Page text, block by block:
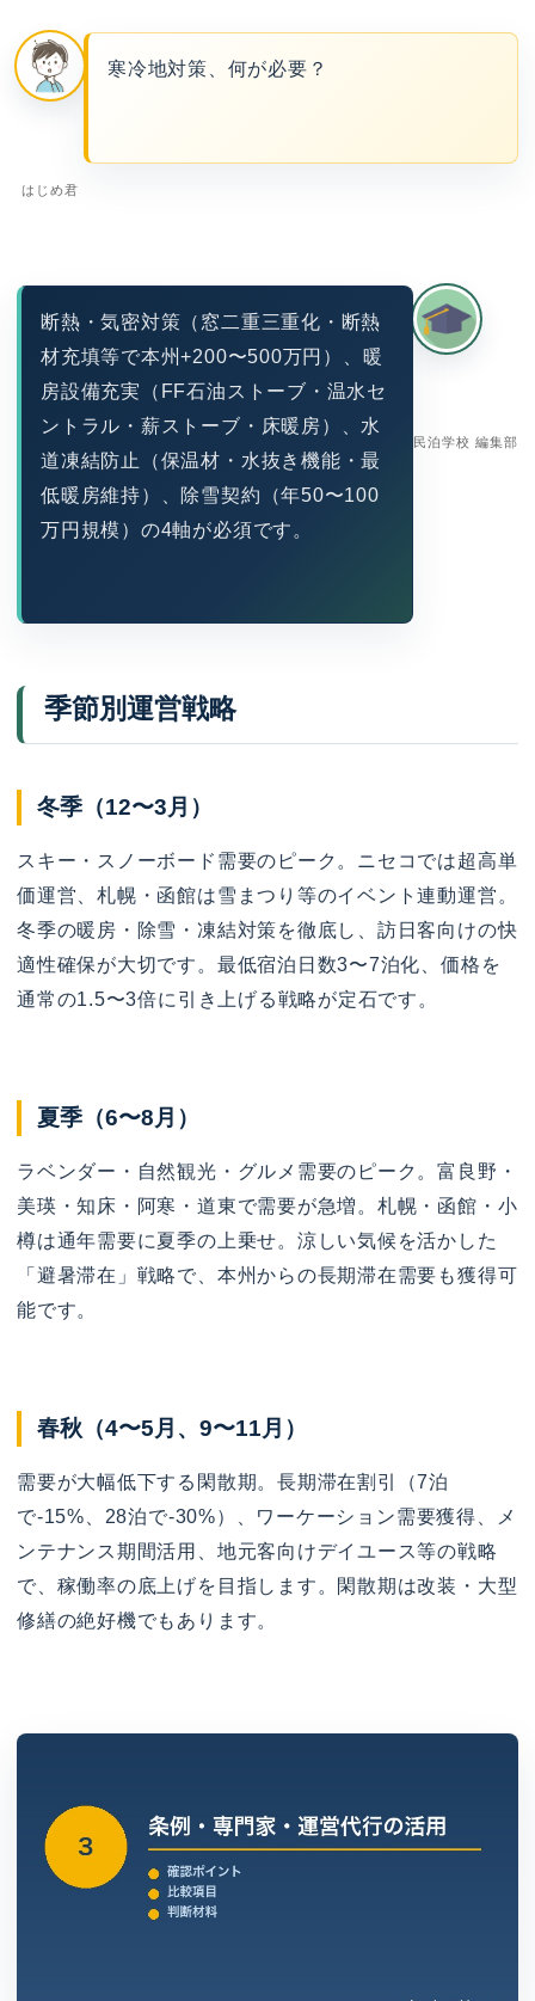
はじめ君
寒冷地対策、何が必要？
民泊学校 編集部
断熱・気密対策（窓二重三重化・断熱
材充填等で本州+200〜500万円）、暖
房設備充実（FF石油ストーブ・温水セ
ントラル・薪ストーブ・床暖房）、水
道凍結防止（保温材・水抜き機能・最
低暖房維持）、除雪契約（年50〜100
万円規模）の4軸が必須です。
季節別運営戦略
冬季（12〜3月）
スキー・スノーボード需要のピーク。ニセコでは超高単
価運営、札幌・函館は雪まつり等のイベント連動運営。
冬季の暖房・除雪・凍結対策を徹底し、訪日客向けの快
適性確保が大切です。最低宿泊日数3〜7泊化、価格を
通常の1.5〜3倍に引き上げる戦略が定石です。
夏季（6〜8月）
ラベンダー・自然観光・グルメ需要のピーク。富良野・
美瑛・知床・阿寒・道東で需要が急増。札幌・函館・小
樽は通年需要に夏季の上乗せ。涼しい気候を活かした
「避暑滞在」戦略で、本州からの長期滞在需要も獲得可
能です。
春秋（4〜5月、9〜11月）
需要が大幅低下する閑散期。長期滞在割引（7泊
で-15%、28泊で-30%）、ワーケーション需要獲得、メ
ンテナンス期間活用、地元客向けデイユース等の戦略
で、稼働率の底上げを目指します。閑散期は改装・大型
修繕の絶好機でもあります。